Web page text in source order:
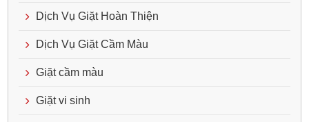
Dịch Vụ Giặt Hoàn Thiện
Dịch Vụ Giặt Cầm Màu
Giặt cầm màu
Giặt vi sinh